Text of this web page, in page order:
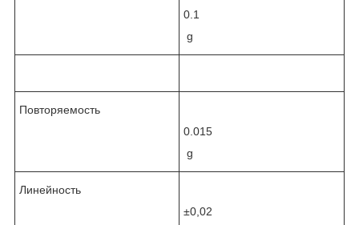
0.1
g
Повторяемость
0.015
g
Линейность
±0,02